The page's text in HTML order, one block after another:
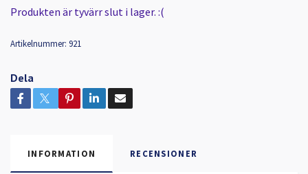
Produkten är tyvärr slut i lager. :(
Artikelnummer: 921
Dela
INFORMATION RECENSIONER